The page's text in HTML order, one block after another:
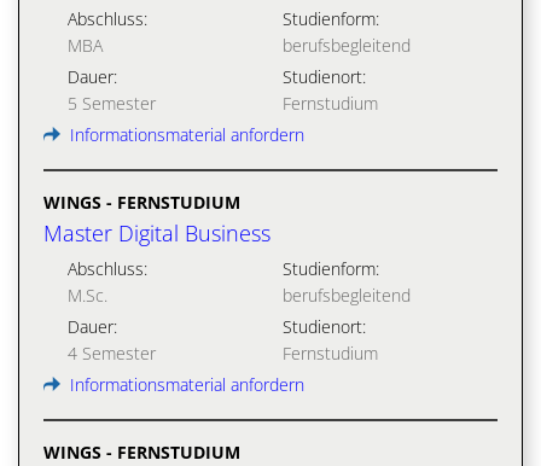
Abschluss:
MBA
Studienform:
berufsbegleitend
Dauer:
5 Semester
Studienort:
Fernstudium
Informationsmaterial anfordern
WINGS - FERNSTUDIUM
Master Digital Business
Abschluss:
M.Sc.
Studienform:
berufsbegleitend
Dauer:
4 Semester
Studienort:
Fernstudium
Informationsmaterial anfordern
WINGS - FERNSTUDIUM